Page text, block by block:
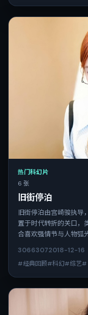
热门科幻片
6 张
旧街停泊
旧街停泊由宫崎骏执导
置于时代转折的关口，
合喜欢强情节与人物弧
30663072018-12-16
#经典回顾#科幻#综艺#